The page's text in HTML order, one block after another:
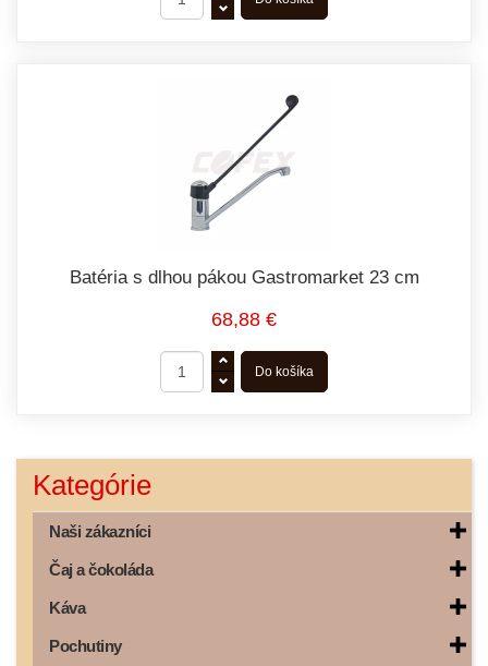
Batéria s dlhou pákou Gastromarket 23 cm
68,88 €
Kategórie
Naši zákazníci
Čaj a čokoláda
Káva
Pochutiny